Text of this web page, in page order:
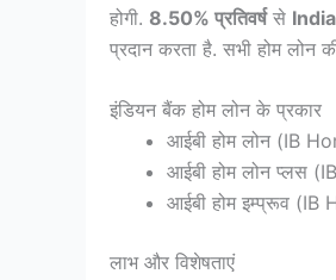
होगी. 8.50% प्रतिवर्षसे
प्रदान करता है. सभी होम लोन
इंडियन बैंक होम लोन के प्रकार
आईबी होम लोन (IB
आईबी होम लोन प्लस
आईबी होम इम्प्रूव
लाभ और विशेषताएं